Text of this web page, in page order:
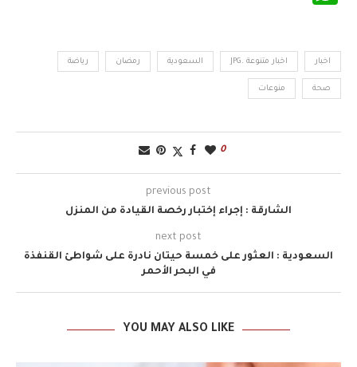
اخبار اخبار متنوعة .JPG السعودية رمضان رياضة
صحة منوعات
0
previous post
الشارقة : إجراء إختبار رخصة القيادة من المنزل
next post
السعودية : العثور على خمسة حيتان نادرة على شواطئ القنفذة
في البحر الأحمر
YOU MAY ALSO LIKE